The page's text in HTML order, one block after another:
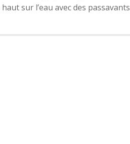
sur l’eau avec des passavants